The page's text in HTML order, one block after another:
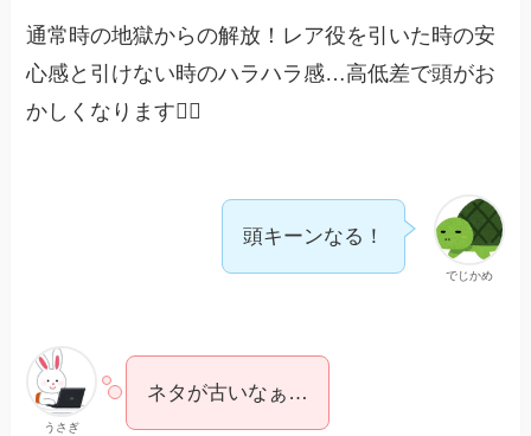
通常時の地獄からの解放！レア役を引いた時の安
心感と引けない時のハラハラ感…高低差で頭がお
かしくなります😵‍💫
でじかめ
頭キーンなる！
うさぎ
ネタが古いなぁ…